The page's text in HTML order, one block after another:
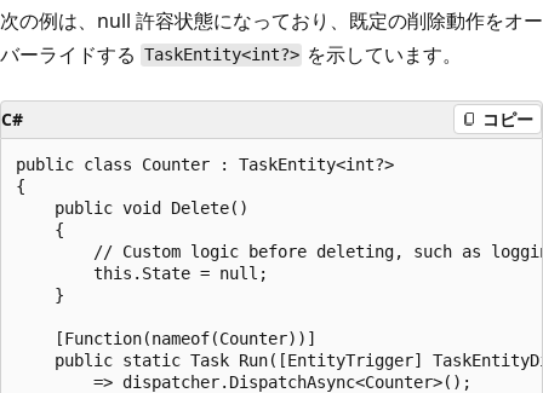
次の例は、null 許容状態になっており、既定の削除動作をオー
バーライドする TaskEntity<int?> を示しています。
C# コピー
public class Counter : TaskEntity<int?>
{
    public void Delete()
    {
// Custom logic before deleting, such as
        this.State = null;
    }
    [Function(nameof(Counter))]
public static Task Run([EntityTrigger]
        => dispatcher.DispatchAsync<Counter>();